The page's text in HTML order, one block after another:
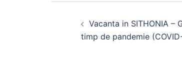
navigation
Vacanta in SITHONIA –
timp de pandemie